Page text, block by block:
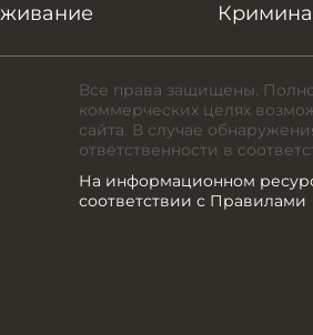
Все права защищены.
коммерческих целях
сайта. В случае
ответственности в
На информационном
соответствии с Правилами